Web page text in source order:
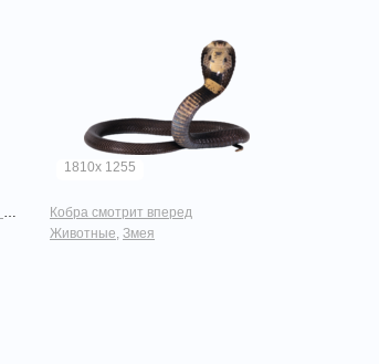
1810x 1255
Кобра смотрит вперед
Животные, Змея